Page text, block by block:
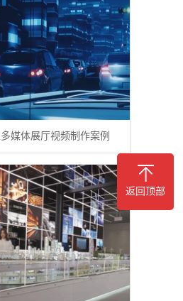
媒体展厅视频制作案例
返回顶部